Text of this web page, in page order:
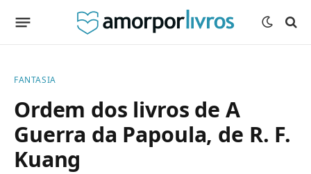
FANTASIA
Ordem dos livros de A
Guerra da Papoula, de R. F.
Kuang